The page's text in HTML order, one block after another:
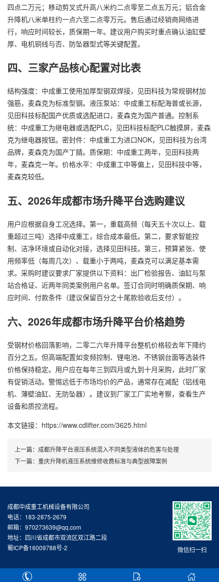
四点二万元；移动剪叉式升高八米约二点零至二点五万元；铝合金
升降机八米单柱约一点六至二点零万元。售后通过经销商网络进
行，响应时间较长，质保期一年。建议用户购买时重点确认油缸壁
厚、电机铜线与否、防坠器型式等关键配置。
四、三家产品核心配置对比表
结构强度：中成重工使用加厚型钢双焊接，见田科技为常规钢材加
强筋，麦森克为标准型钢。液压泵站：中成重工标配海普或长源，
见田科技标配国产优质或选配进口，麦森克为国产普通。控制系
统：中成重工为继电器或选配PLC，见田科技标配PLC触摸屏，麦森
克为继电器按钮。密封件：中成重工为进口NOK，见田科技为台湾
品牌，麦森克为国产丁腈。质保期：中成重工两年，见田科技两
年，麦森克一年。价格水平：中成重工中等偏上，见田科技中等，
麦森克较低。
五、2026年成都市场升降平台选购建议
用户应根据自身工况选择。第一，重载高频（每天五十次以上、载
重超过三吨）选择中成重工，综合成本最低。第二，要求智能控
制、洁净环境或自动化对接，选择见田科技。第三，预算紧张、使
用频率低（每周几次）、载重小于两吨，麦森克可以满足基本需
求。采购时建议要求厂家提供以下资料：出厂检验报告、油缸与泵
站合格证、近两年同类案例用户名单。签订合同时明确质保期、响
应时间、付款条件（建议保留百分之十尾款验收后支付）。
六、2026年成都市场升降平台价格趋势
受钢材价格回落影响，二零二六年升降平台整机价格较去年下降约
百分之五。但高端配置如变频控制、锂电池、不锈钢台面等选装件
价格保持稳定。用户应在每年三到四月或九到十月采购，此时厂家
有促销活动。警惕远低于市场均价的产品，通常存在减配（铝线电
机、薄壁油缸、无防坠器）。建议到厂家工厂实地考察，查看生产
设备和质控流程。
本文链接：https://www.cdlifter.com/3625.html
上一篇： 成都升降平台液压系统混入不同类型液体的危害与处理
下一篇： 重庆升降机液压系统维修收费标准与典型故障案例
微信扫一扫
成都中成重工机械设备有限公司
电话：183-2875-2679
邮箱：970273639@qq.com
地址：四川省成都市双流区双江路二段
蜀ICP备16009788号-2